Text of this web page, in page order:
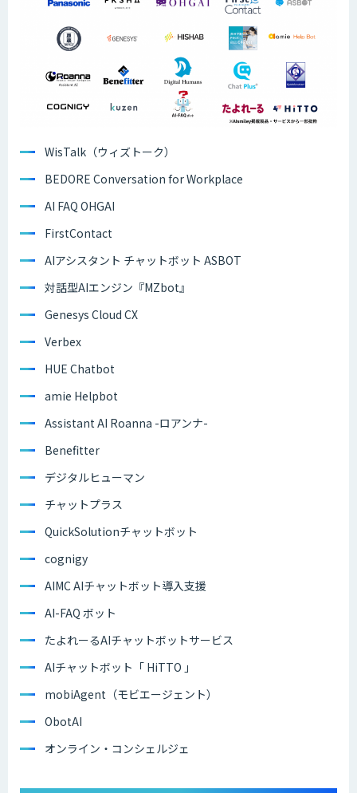
WisTalk（ウィズトーク）
BEDORE Conversation for Workplace
AI FAQ OHGAI
FirstContact
AIアシスタント チャットボット ASBOT
対話型AIエンジン『MZbot』
Genesys Cloud CX
Verbex
HUE Chatbot
amie Helpbot
Assistant AI Roanna -ロアンナ-
Benefitter
デジタルヒューマン
チャットプラス
QuickSolutionチャットボット
cognigy
AIMC AIチャットボット導入支援
AI-FAQ ボット
たよれーるAIチャットボットサービス
AIチャットボット「 HiTTO 」
mobiAgent（モビエージェント）
ObotAI
オンライン・コンシェルジェ